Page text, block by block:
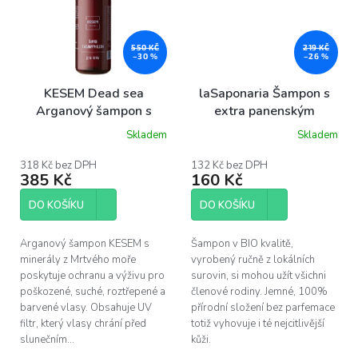
550 KČ
–30 %
KESEM Dead sea
Arganový šampon s
minerály z Mrtvého
Skladem
318 Kč bez DPH
385 Kč
DO KOŠÍKU
Arganový šampon KESEM s
minerály z Mrtvého moře
poskytuje ochranu a výživu pro
poškozené, suché, roztřepené a
barvené vlasy. Obsahuje UV
filtr, který vlasy chrání před
slunečním...
219 KČ
–26 %
laSaponaria Šampon s
extra panenským
olivovým olejem BIO,
Skladem
132 Kč bez DPH
160 Kč
DO KOŠÍKU
Šampon v BIO kvalitě,
vyrobený ručně z lokálních
surovin, si mohou užít všichni
členové rodiny. Jemné, 100%
přírodní složení bez parfemace
totiž vyhovuje i té nejcitlivější
kůži.